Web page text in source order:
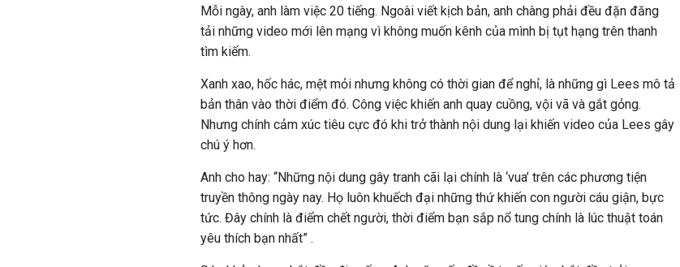
Mỗi ngày, anh làm việc 20 tiếng. Ngoài viết kịch bản, anh chàng phải đều đặn đăng
tải những video mới lên mạng vì không muốn kênh của mình bị tụt hạng trên thanh
tìm kiếm.
Xanh xao, hốc hác, mệt mỏi nhưng không có thời gian để nghỉ, là những gì Lees mô tả
bản thân vào thời điểm đó. Công việc khiến anh quay cuồng, vội vã và gắt gỏng.
Nhưng chính cảm xúc tiêu cực đó khi trở thành nội dung lại khiến video của Lees gây
chú ý hơn.
Anh cho hay: “Những nội dung gây tranh cãi lại chính là ‘vua’ trên các phương tiện
truyền thông ngày nay. Họ luôn khuếch đại những thứ khiến con người cáu giận, bực
tức. Đây chính là điểm chết người, thời điểm bạn sắp nổ tung chính là lúc thuật toán
yêu thích bạn nhất” .